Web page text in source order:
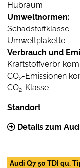
Hubraum
Umweltnormen:
Schadstoffklasse
Umweltplakette
Verbrauch und
Kraftstoffverbr.
CO2-Emissionen
CO2-Klasse
Standort
Details zum
Audi Q7 50 TDI qu.